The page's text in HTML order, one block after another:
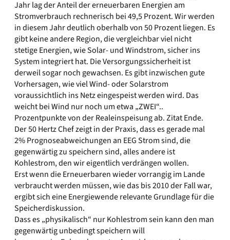
Jahr lag der Anteil der erneuerbaren Energien am
Stromverbrauch rechnerisch bei 49,5 Prozent. Wir werden
in diesem Jahr deutlich oberhalb von 50 Prozent liegen. Es
gibt keine andere Region, die vergleichbar viel nicht
stetige Energien, wie Solar- und Windstrom, sicher ins
System integriert hat. Die Versorgungssicherheit ist
derweil sogar noch gewachsen. Es gibt inzwischen gute
Vorhersagen, wie viel Wind- oder Solarstrom
voraussichtlich ins Netz eingespeist werden wird. Das
weicht bei Wind nur noch um etwa „ZWEI“..
Prozentpunkte von der Realeinspeisung ab. Zitat Ende.
Der 50 Hertz Chef zeigt in der Praxis, dass es gerade mal
2% Prognoseabweichungen an EEG Strom sind, die
gegenwärtig zu speichern sind, alles andere ist
Kohlestrom, den wir eigentlich verdrängen wollen.
Erst wenn die Erneuerbaren wieder vorrangig im Lande
verbraucht werden müssen, wie das bis 2010 der Fall war,
ergibt sich eine Energiewende relevante Grundlage für die
Speicherdiskussion.
Dass es „physikalisch“ nur Kohlestrom sein kann den man
gegenwärtig unbedingt speichern will